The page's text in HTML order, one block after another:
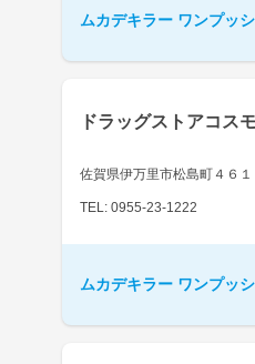
ムカデキラー ワンプッ
ドラッグストアコス
佐賀県伊万里市松島町４６１
TEL: 0955-23-1222
ムカデキラー ワンプッ